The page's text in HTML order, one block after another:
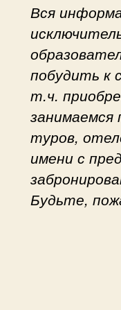
Вся
побудить к
т.ч.
занимаемся
туров,
имени с
Будьте,